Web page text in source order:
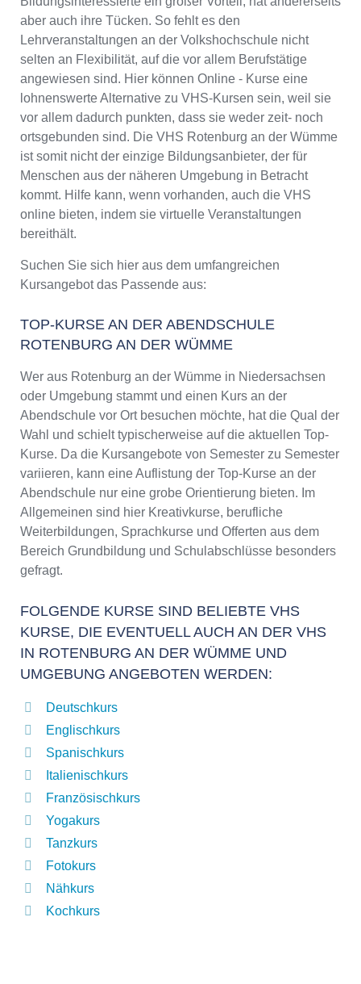
aber auch ihre Tücken. So fehlt es den
Lehrveranstaltungen an der Volkshochschule nicht
selten an Flexibilität, auf die vor allem Berufstätige
angewiesen sind. Hier können Online - Kurse eine
lohnenswerte Alternative zu VHS-Kursen sein, weil sie
vor allem dadurch punkten, dass sie weder zeit- noch
ortsgebunden sind. Die VHS Rotenburg an der Wümme
ist somit nicht der einzige Bildungsanbieter, der für
Menschen aus der näheren Umgebung in Betracht
kommt. Hilfe kann, wenn vorhanden, auch die VHS
online bieten, indem sie virtuelle Veranstaltungen
bereithält.
Suchen Sie sich hier aus dem umfangreichen
Kursangebot das Passende aus:
TOP-KURSE AN DER ABENDSCHULE
ROTENBURG AN DER WÜMME
Wer aus Rotenburg an der Wümme in Niedersachsen
oder Umgebung stammt und einen Kurs an der
Abendschule vor Ort besuchen möchte, hat die Qual der
Wahl und schielt typischerweise auf die aktuellen Top-
Kurse. Da die Kursangebote von Semester zu Semester
variieren, kann eine Auflistung der Top-Kurse an der
Abendschule nur eine grobe Orientierung bieten. Im
Allgemeinen sind hier Kreativkurse, berufliche
Weiterbildungen, Sprachkurse und Offerten aus dem
Bereich Grundbildung und Schulabschlüsse besonders
gefragt.
FOLGENDE KURSE SIND BELIEBTE VHS
KURSE, DIE EVENTUELL AUCH AN DER VHS
IN ROTENBURG AN DER WÜMME UND
UMGEBUNG ANGEBOTEN WERDEN:
Deutschkurs
Englischkurs
Spanischkurs
Italienischkurs
Französischkurs
Yogakurs
Tanzkurs
Fotokurs
Nähkurs
Kochkurs